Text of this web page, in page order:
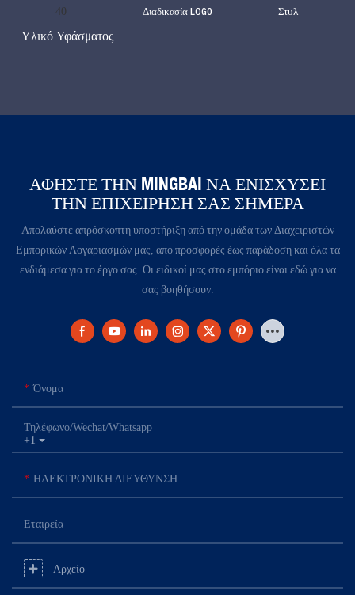
Υλικό Υφάσματος
Διαδικασία LOG0 Στυλ
ΑΦΉΣΤΕ ΤΗΝ MINGBAI ΝΑ ΕΝΙΣΧΎΣΕΙ
ΤΗΝ ΕΠΙΧΕΊΡΗΣΉ ΣΑΣ ΣΉΜΕΡΑ​​​​​​​​
Απολαύστε απρόσκοπτη υποστήριξη από την ομάδα των Διαχειριστών
Εμπορικών Λογαριασμών μας, από προσφορές έως παράδοση και όλα τα
ενδιάμεσα για το έργο σας. Οι ειδικοί μας στο εμπόριο είναι εδώ για να
σας βοηθήσουν.
Όνομα
+1
Τηλέφωνο/Wechat/Whatsapp
ΗΛΕΚΤΡΟΝΙΚΗ ΔΙΕΥΘΥΝΣΗ
Εταιρεία
Αρχείο